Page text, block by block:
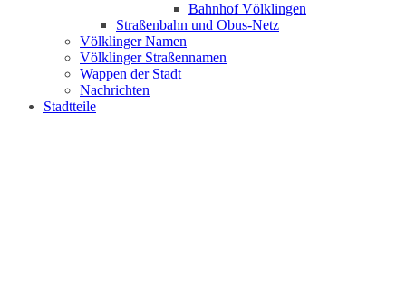
Bahnhof Völklingen
Straßenbahn und Obus-Netz
Völklinger Namen
Völklinger Straßennamen
Wappen der Stadt
Nachrichten
Stadtteile